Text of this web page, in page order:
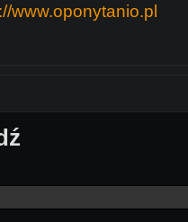
www.oponytanio.pl